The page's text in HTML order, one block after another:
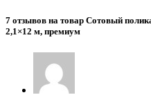
7 отзывов на товар Сотовый
2,1×12 м, премиум